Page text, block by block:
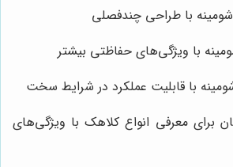
با طراحی چندفصلی
با ویژگی‌های حفاظتی بیشتر
با قابلیت عملکرد در شرایط سخت
برای معرفی انواع کلاهک با ویژگی‌های